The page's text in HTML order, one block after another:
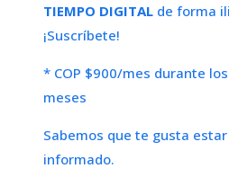
TIEMPO DIGITAL de forma
¡Suscríbete!
* COP $900/mes durante
meses
Sabemos que te gusta
informado.